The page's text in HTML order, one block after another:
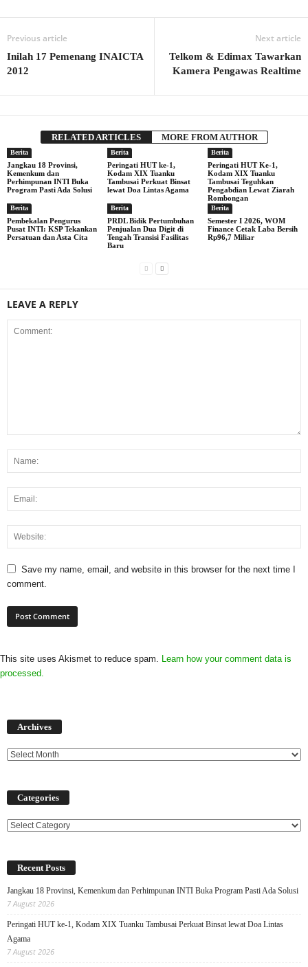
Previous article
Inilah 17 Pemenang INAICTA
2012
Next article
Telkom & Edimax Tawarkan
Kamera Pengawas Realtime
RELATED ARTICLES MORE FROM AUTHOR
Berita
Jangkau 18 Provinsi,
Kemenkum dan
Perhimpunan INTI Buka
Program Pasti Ada Solusi
Berita
Peringati HUT ke-1,
Kodam XIX Tuanku
Tambusai Perkuat Binsat
lewat Doa Lintas Agama
Berita
Peringati HUT Ke-1,
Kodam XIX Tuanku
Tambusai Teguhkan
Pengabdian Lewat Ziarah
Rombongan
Berita
Pembekalan Pengurus
Pusat INTI: KSP Tekankan
Persatuan dan Asta Cita
Berita
PRDL Bidik Pertumbuhan
Penjualan Dua Digit di
Tengah Transisi Fasilitas
Baru
Berita
Semester I 2026, WOM
Finance Cetak Laba Bersih
Rp96,7 Miliar
LEAVE A REPLY
Save my name, email, and website in this browser for the next time I
comment.
This site uses Akismet to reduce spam. Learn how your comment data is
processed.
Archives
Categories
Categories
Recent Posts
Jangkau 18 Provinsi, Kemenkum dan Perhimpunan INTI Buka Program Pasti Ada Solusi
7 August 2026
Peringati HUT ke-1, Kodam XIX Tuanku Tambusai Perkuat Binsat lewat Doa Lintas
Agama
7 August 2026